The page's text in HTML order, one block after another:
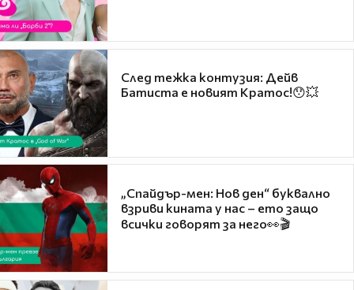
След тежка контузия: Дейв
Батиста е новият Кратос!😯💥
„Спайдър-мен: Нов ден“ буквално
взриви кината у нас – ето защо
всички говорят за него👀🎬